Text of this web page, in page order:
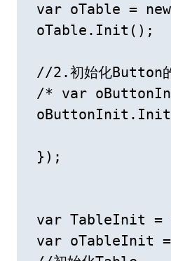
var oTable =
oTable.Init();
//2.初始化Button
/* var
});
var TableInit
var oTableInit